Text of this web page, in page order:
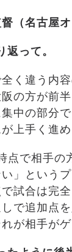
（名古屋オ
って。
く違う内
阪の方が前
中の部分
上手く進
点で相手の
」という
試合は完
で追加点
が相手が